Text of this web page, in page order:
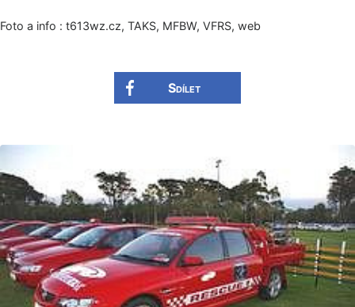
Foto a info : t613wz.cz, TAKS, MFBW, VFRS, web
Sdílet